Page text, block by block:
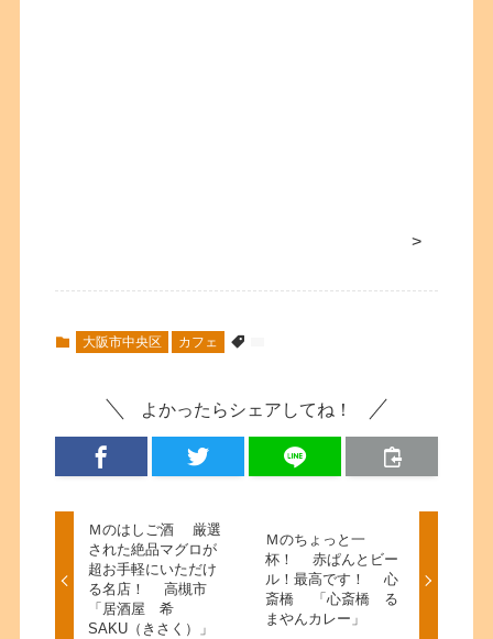
>
大阪市中央区 カフェ
よかったらシェアしてね！
Ｍのはしご酒 厳選
された絶品マグロが
超お手軽にいただけ
る名店！ 高槻市
「居酒屋 希
SAKU（きさく）」
Ｍのちょっと一
杯！ 赤ぱんとビー
ル！最高です！ 心
斎橋 「心斎橋 る
まやんカレー」